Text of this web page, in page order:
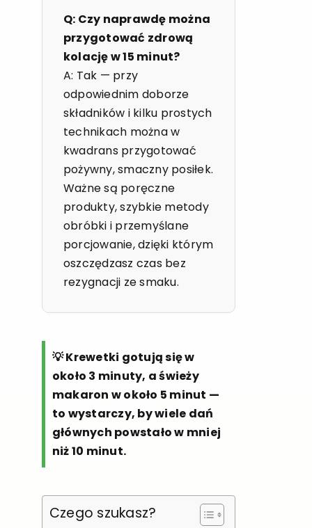
Q: Czy naprawdę można
przygotować zdrową
kolację w 15 minut?
A: Tak — przy
odpowiednim doborze
składników i kilku prostych
technikach można w
kwadrans przygotować
pożywny, smaczny posiłek.
Ważne są poręczne
produkty, szybkie metody
obróbki i przemyślane
porcjowanie, dzięki którym
oszczędzasz czas bez
rezygnacji ze smaku.
💡 Krewetki gotują się w
około 3 minuty, a świeży
makaron w około 5 minut —
to wystarczy, by wiele dań
głównych powstało w mniej
niż 10 minut.
Czego szukasz?